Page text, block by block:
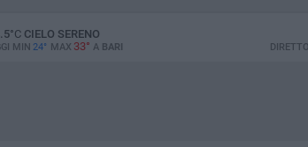
°CCIELO SERENO
MIN 24° MAX 33° A BARI